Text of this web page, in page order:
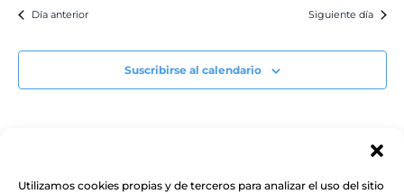
Utilizamos cookies propias y de terceros para analizar el uso del sitio
Día anterior Siguiente día
Suscribirse al calendario